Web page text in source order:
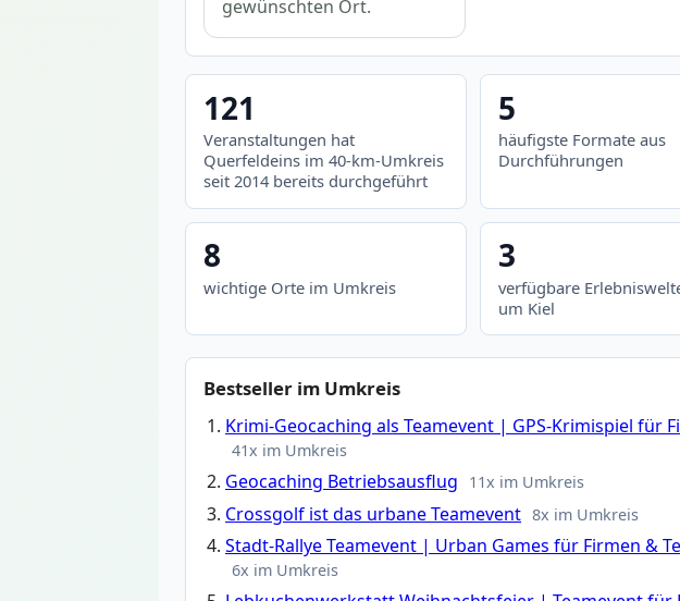
gewünschten Ort.
121
Veranstaltungen hat
Querfeldeins im 40-km-Umkreis
seit 2014 bereits durchgeführt
5
häufigste Formate aus
Durchführungen
8
wichtige Orte im Umkreis
3
verfügbare
um Kiel
Bestseller im Umkreis
Krimi-Geocaching als Teamevent | GPS-Krimispiel für
41x im Umkreis
Geocaching Betriebsausflug 11x im Umkreis
Crossgolf ist das urbane Teamevent 8x im Umkreis
Stadt-Rallye Teamevent | Urban Games für Firmen &
6x im Umkreis